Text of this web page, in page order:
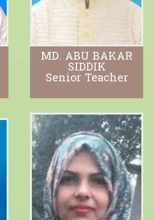
MD. ABU BAKAR
SIDDIK
Senior Teacher